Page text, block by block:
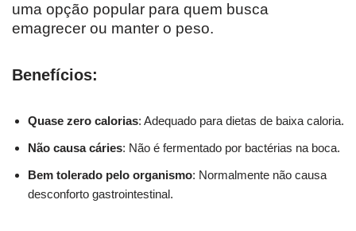
uma opção popular para quem busca
emagrecer ou manter o peso.
Benefícios:
Quase zero calorias: Adequado para dietas de baixa caloria.
Não causa cáries: Não é fermentado por bactérias na boca.
Bem tolerado pelo organismo: Normalmente não causa
desconforto gastrointestinal.